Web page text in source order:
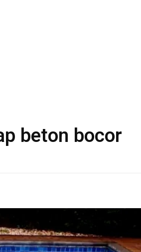
beton bocor